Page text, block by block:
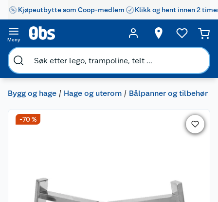
Kjøpeutbytte som Coop-medlem Klikk og hent innen 2
Meny
Bygg og hage Hage og uterom Bålpanner og tilbehør
-70 %